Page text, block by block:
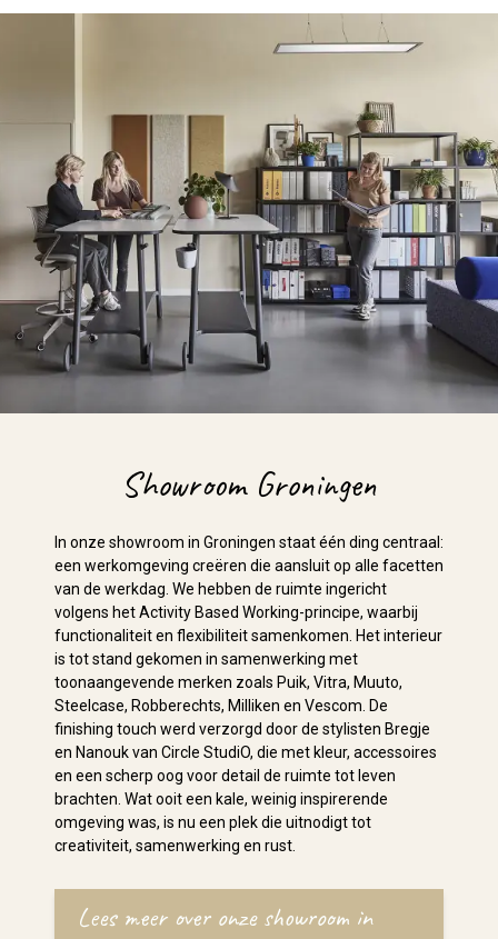
Showroom Groningen
In onze showroom in Groningen staat één ding centraal:
een werkomgeving creëren die aansluit op alle facetten
van de werkdag. We hebben de ruimte ingericht
volgens het Activity Based Working-principe, waarbij
functionaliteit en flexibiliteit samenkomen. Het interieur
is tot stand gekomen in samenwerking met
toonaangevende merken zoals Puik, Vitra, Muuto,
Steelcase, Robberechts, Milliken en Vescom. De
finishing touch werd verzorgd door de stylisten Bregje
en Nanouk van Circle StudiO, die met kleur, accessoires
en een scherp oog voor detail de ruimte tot leven
brachten. Wat ooit een kale, weinig inspirerende
omgeving was, is nu een plek die uitnodigt tot
creativiteit, samenwerking en rust.
Lees meer over onze showroom in